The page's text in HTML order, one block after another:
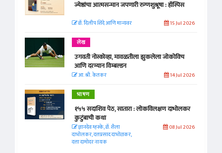
ज्येष्ठांचा आत्मसन्मान जपणारी रुग्णशुश्रूषा : हॉस्पिस
डॉ. दिलीप शिंदे आणि मान्यवर 15 Jul 2026
लेख
उगवती नोस्कोव्हा, मावळतीला झुकलेला जोकोविच
आणि दरम्यान विम्बल्डन
आ. श्री. केतकर 14 Jul 2026
भाषण
१५५ सदाशिव पेठ, सातारा : लोकविलक्षण दाभोलकर
कुटुंबाची कथा
ज्ञानदेव म्हस्के, डॉ. शैला
दाभोलकर, दत्तप्रसाद दाभोळकर,
दत्ता दामोदर नायक
08 Jul 2026